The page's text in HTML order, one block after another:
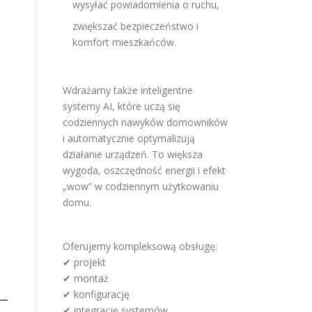
wysyłać powiadomienia o ruchu,
zwiększać bezpieczeństwo i
komfort mieszkańców.
Wdrażamy także inteligentne
systemy AI, które uczą się
codziennych nawyków domowników
i automatycznie optymalizują
działanie urządzeń. To większa
wygoda, oszczędność energii i efekt
„wow” w codziennym użytkowaniu
domu.
Oferujemy kompleksową obsługę:
✔ projekt
✔ montaż
✔ konfigurację